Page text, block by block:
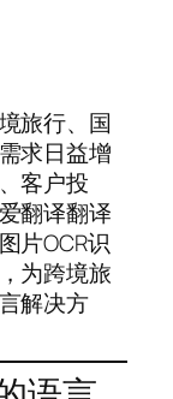
旅行、国
求日益增
客户投
翻译翻译
片OCR识
为跨境旅
解决方